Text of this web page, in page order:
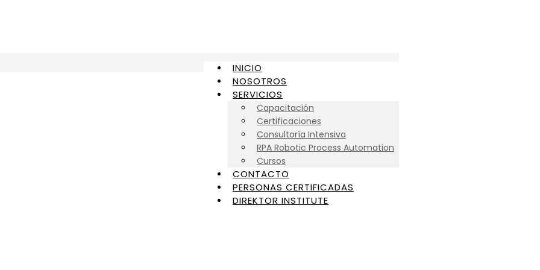
INICIO
NOSOTROS
SERVICIOS
Capacitación
Certificaciones
Consultoría Intensiva
RPA Robotic Process Automation
Cursos
CONTACTO
PERSONAS CERTIFICADAS
DIREKTOR INSTITUTE